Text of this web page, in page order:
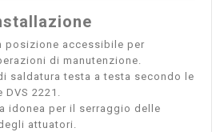
posizione accessibile per
di manutenzione.
saldatura testa a testa secondo le
DVS 2221.
idonea per il serraggio delle
attuatori.